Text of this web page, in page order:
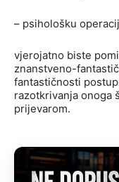
– psihološku
vjerojatno biste
znanstveno-
fantastičnosti
razotkrivanja onoga
prijevarom.